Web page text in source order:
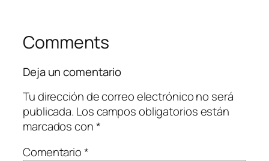
Comments
Deja un comentario
Tu dirección de correo electrónico no será
publicada. Los campos obligatorios están
marcados con*
Comentario*